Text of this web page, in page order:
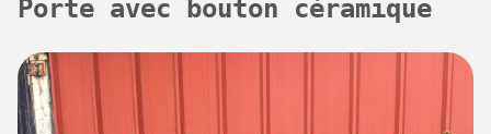
Porte avec bouton céramique